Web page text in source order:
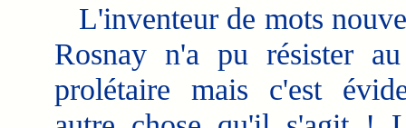
L'inventeur de mots
Rosnay n'a pu résister
prolétaire mais c'est